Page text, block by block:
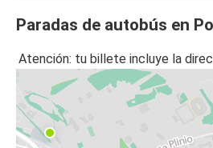
Paradas de autobús en
Atención: tu billete incluye la